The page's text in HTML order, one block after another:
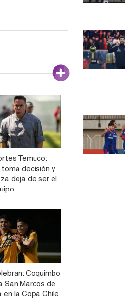
Temuco:
toma decisión y
deja de ser el
Coquimbo
San Marcos de
en la Copa Chile